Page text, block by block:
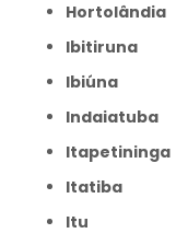
Hortolândia
Ibitiruna
Ibiúna
Indaiatuba
Itapetininga
Itatiba
Itu